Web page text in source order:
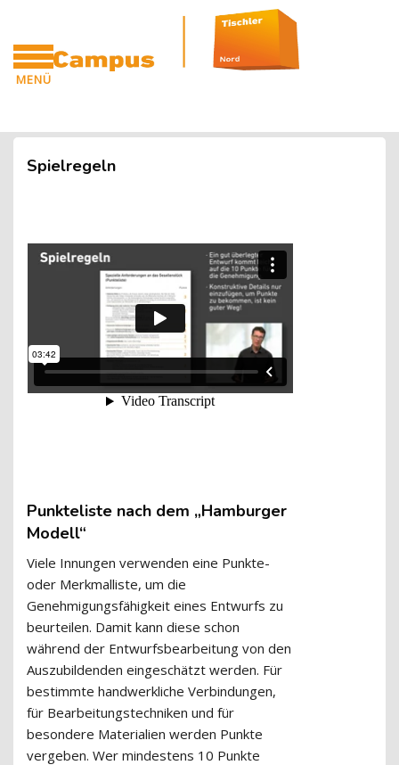
MENÜ
Zum Hauptinhalt
Blöcke
Blöcke
Spielregeln
Punkteliste nach dem „Hamburger
Modell“
Viele Innungen verwenden eine Punkte-
oder Merkmalliste, um die
Genehmigungsfähigkeit eines Entwurfs zu
beurteilen. Damit kann diese schon
während der Entwurfsbearbeitung von den
Auszubildenden eingeschätzt werden. Für
bestimmte handwerkliche Verbindungen,
für Bearbeitungstechniken und für
besondere Materialien werden Punkte
vergeben. Wer mindestens 10 Punkte